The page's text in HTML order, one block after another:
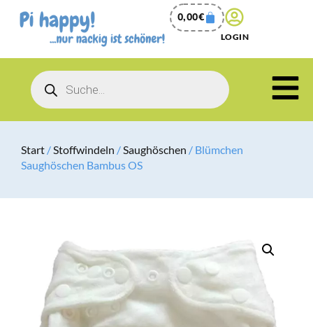
0,00€
LOGIN
Start /Stoffwindeln /Saughöschen / Blümchen
Saughöschen Bambus OS